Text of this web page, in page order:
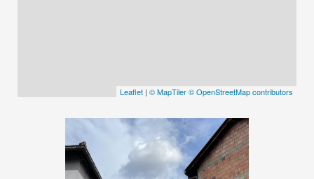
Leaflet | © MapTiler© OpenStreetMap contributors